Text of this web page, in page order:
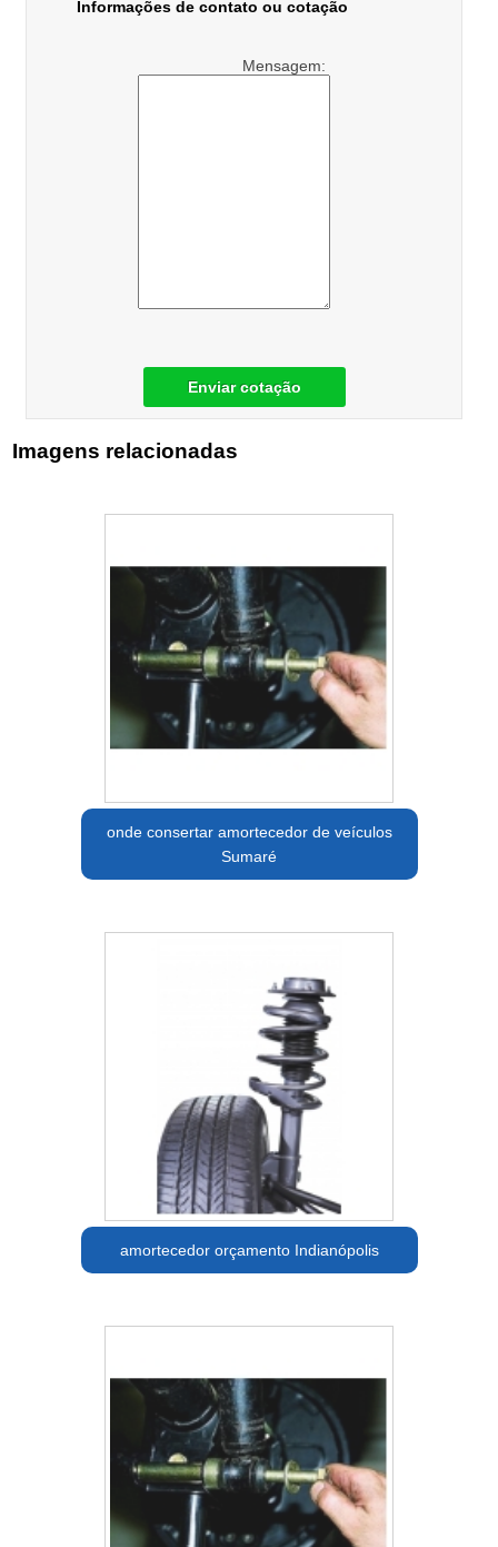
Informações de contato ou cotação
Mensagem:
Enviar cotação
Imagens relacionadas
onde consertar amortecedor de veículos
Sumaré
amortecedor orçamento Indianópolis